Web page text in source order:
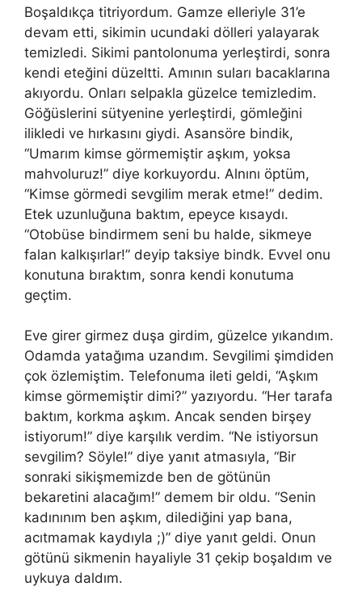
Boşaldıkça titriyordum. Gamze elleriyle 31’e
devam etti, sikimin ucundaki dölleri yalayarak
temizledi. Sikimi pantolonuma yerleştirdi, sonra
kendi eteğini düzeltti. Amının suları bacaklarına
akıyordu. Onları selpakla güzelce temizledim.
Göğüslerini sütyenine yerleştirdi, gömleğini
ilikledi ve hırkasını giydi. Asansöre bindik,
“Umarım kimse görmemiştir aşkım, yoksa
mahvoluruz!” diye korkuyordu. Alnını öptüm,
“Kimse görmedi sevgilim merak etme!” dedim.
Etek uzunluğuna baktım, epeyce kısaydı.
“Otobüse bindirmem seni bu halde, sikmeye
falan kalkışırlar!” deyip taksiye bindk. Evvel onu
konutuna bıraktım, sonra kendi konutuma
geçtim.
Eve girer girmez duşa girdim, güzelce yıkandım.
Odamda yatağıma uzandım. Sevgilimi şimdiden
çok özlemiştim. Telefonuma ileti geldi, “Aşkım
kimse görmemiştir dimi?” yazıyordu. “Her tarafa
baktım, korkma aşkım. Ancak senden birşey
istiyorum!” diye karşılık verdim. “Ne istiyorsun
sevgilim? Söyle!” diye yanıt atmasıyla, “Bir
sonraki sikişmemizde ben de götünün
bekaretini alacağım!” demem bir oldu. “Senin
kadınınım ben aşkım, dilediğini yap bana,
acıtmamak kaydıyla ;)” diye yanıt geldi. Onun
götünü sikmenin hayaliyle 31 çekip boşaldım ve
uykuya daldım.